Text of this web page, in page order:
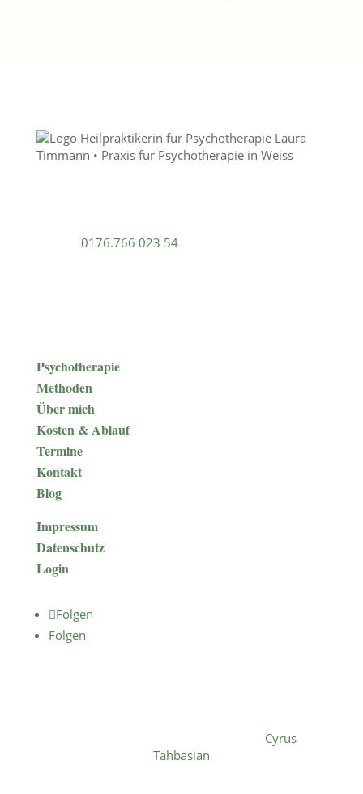
0176.766 023 54
Psychotherapie
Methoden
Über mich
Kosten & Ablauf
Termine
Kontakt
Blog
Impressum
Datenschutz
Login
Folgen
Folgen
Cyrus
Tahbasian